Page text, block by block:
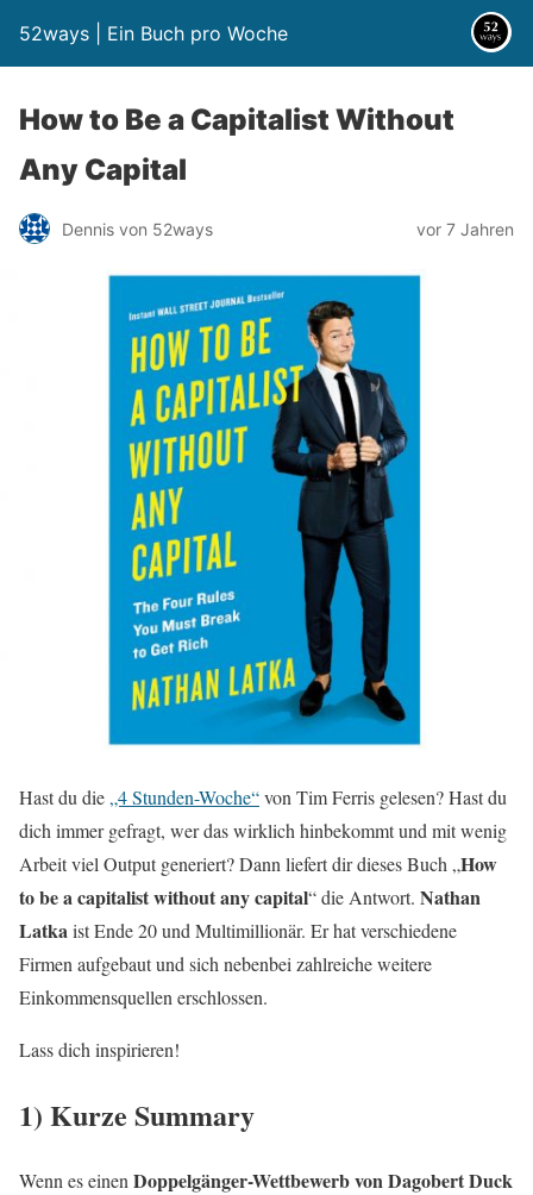
52ways | Ein Buch pro Woche
How to Be a Capitalist Without
Any Capital
Dennis von 52ways vor 7 Jahren
Hast du die „4 Stunden-Woche“von Tim Ferris gelesen? Hast du
dich immer gefragt, wer das wirklich hinbekommt und mit wenig
Arbeit viel Output generiert? Dann liefert dir dieses Buch „How
to be a capitalist without any capital“ die Antwort. Nathan
Latkaist Ende 20 und Multimillionär. Er hat verschiedene
Firmen aufgebaut und sich nebenbei zahlreiche weitere
Einkommensquellen erschlossen.
Lass dich inspirieren!
1) Kurze Summary
Wenn es einen Doppelgänger-Wettbewerb von Dagobert Duck